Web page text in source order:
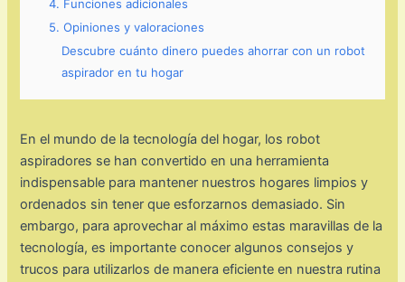
4. Funciones adicionales
5. Opiniones y valoraciones
Descubre cuánto dinero puedes ahorrar con un robot
aspirador en tu hogar
En el mundo de la tecnología del hogar, los robot
aspiradores se han convertido en una herramienta
indispensable para mantener nuestros hogares limpios y
ordenados sin tener que esforzarnos demasiado. Sin
embargo, para aprovechar al máximo estas maravillas de la
tecnología, es importante conocer algunos consejos y
trucos para utilizarlos de manera eficiente en nuestra rutina